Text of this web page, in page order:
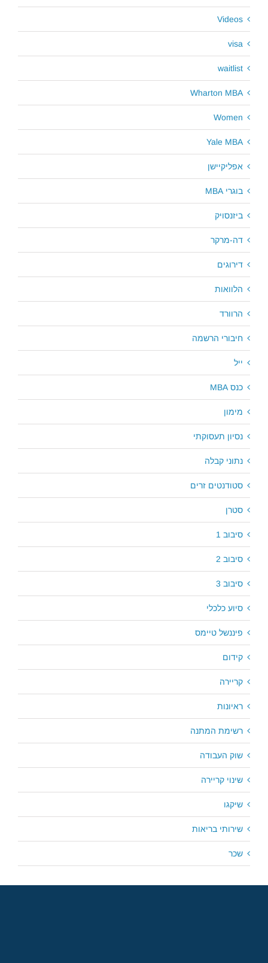
Videos
visa
waitlist
Wharton MBA
Women
Yale MBA
אפליקיישן
בוגרי MBA
ביזנסויק
דה-מרקר
דירוגים
הלוואות
הרוורד
חיבורי הרשמה
ייל
כנס MBA
מימון
נסיון תעסוקתי
נתוני קבלה
סטודנטים זרים
סטרן
סיבוב 1
סיבוב 2
סיבוב 3
סיוע כלכלי
פיננשל טיימס
קידום
קריירה
ראיונות
רשימת המתנה
שוק העבודה
שינוי קריירה
שיקגו
שירותי בריאות
שכר